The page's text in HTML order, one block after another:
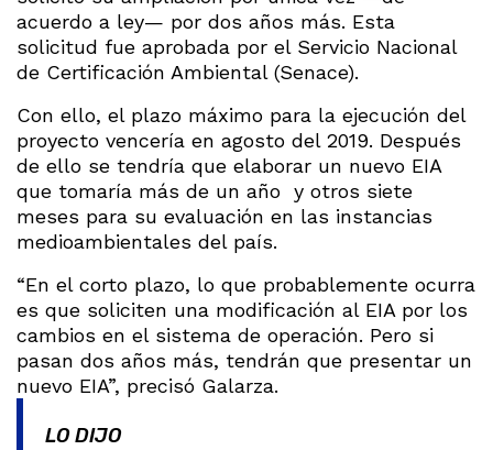
acuerdo a ley— por dos años más. Esta
solicitud fue aprobada por el Servicio Nacional
de Certificación Ambiental (Senace).
Con ello, el plazo máximo para la ejecución del
proyecto vencería en agosto del 2019. Después
de ello se tendría que elaborar un nuevo EIA
que tomaría más de un año y otros siete
meses para su evaluación en las instancias
medioambientales del país.
“En el corto plazo, lo que probablemente ocurra
es que soliciten una modificación al EIA por los
cambios en el sistema de operación. Pero si
pasan dos años más, tendrán que presentar un
nuevo EIA”, precisó Galarza.
LO DIJO